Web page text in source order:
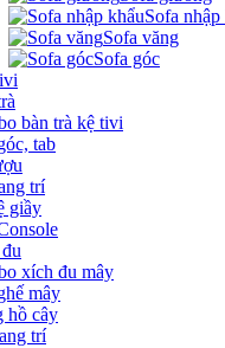
Sofa nhập
Sofa văng
Sofa góc
bàn trà kệ tivi
tab
trí
giầy
xích đu mây
mây
hồ cây
trí